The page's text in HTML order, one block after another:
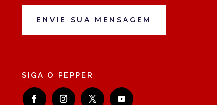
ENVIE SUA MENSAGEM
SIGA O PEPPER